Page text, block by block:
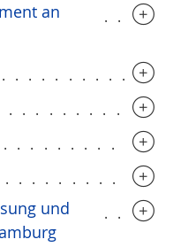
an
und